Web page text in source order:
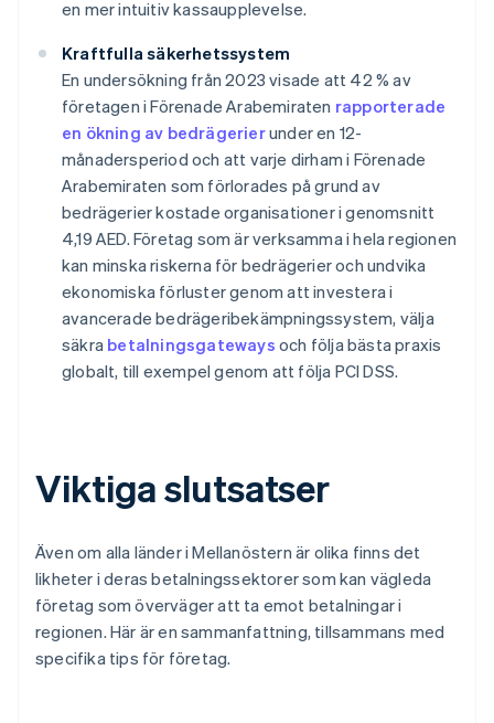
en mer intuitiv kassaupplevelse.
Kraftfulla säkerhetssystem
En undersökning från 2023 visade att 42 % av
företagen i Förenade Arabemiraten rapporterade
en ökning av bedrägerierunder en 12-
månadersperiod och att varje dirham i Förenade
Arabemiraten som förlorades på grund av
bedrägerier kostade organisationer i genomsnitt
4,19 AED. Företag som är verksamma i hela regionen
kan minska riskerna för bedrägerier och undvika
ekonomiska förluster genom att investera i
avancerade bedrägeribekämpningssystem, välja
säkra betalningsgateways och följa bästa praxis
globalt, till exempel genom att följa PCI DSS.
Viktiga slutsatser
Även om alla länder i Mellanöstern är olika finns det
likheter i deras betalningssektorer som kan vägleda
företag som överväger att ta emot betalningar i
regionen. Här är en sammanfattning, tillsammans med
specifika tips för företag.